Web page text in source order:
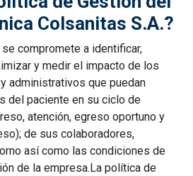
Colsanitas S.A.?
compromete a identificar,
y medir el impacto de los
administrativos que puedan
del paciente en su ciclo de
atención, egreso oportuno y
de sus colaboradores,
así como las condiciones de
de la empresa.La política de